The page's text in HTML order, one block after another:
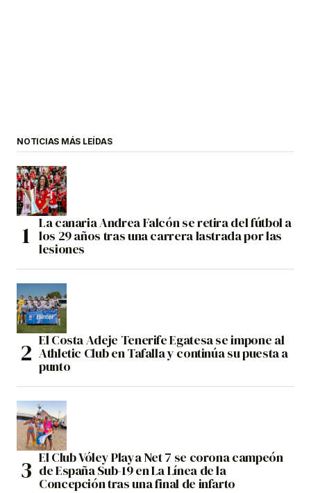
NOTICIAS MÁS LEÍDAS
La canaria Andrea Falcón se retira del fútbol a
los 29 años tras una carrera lastrada por las
lesiones
El Costa Adeje Tenerife Egatesa se impone al
Athletic Club en Tafalla y continúa su puesta a
punto
El Club Vóley Playa Net 7 se corona campeón
de España Sub-19 en La Línea de la
Concepción tras una final de infarto